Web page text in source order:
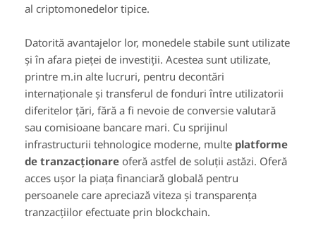
al criptomonedelor tipice.
Datorită avantajelor lor, monedele stabile sunt utilizate
și în afara pieței de investiții. Acestea sunt utilizate,
printre m.in alte lucruri, pentru decontări
internaționale și transferul de fonduri între utilizatorii
diferitelor țări, fără a fi nevoie de conversie valutară
sau comisioane bancare mari. Cu sprijinul
infrastructurii tehnologice moderne, multe platforme
de tranzacționare oferă astfel de soluții astăzi. Oferă
acces ușor la piața financiară globală pentru
persoanele care apreciază viteza și transparența
tranzacțiilor efectuate prin blockchain.